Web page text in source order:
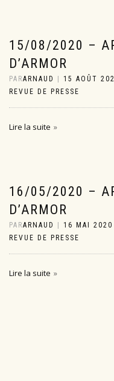
15/08/2020 –
D’ARMOR
PARARNAUD 15 AOÛT
REVUE DE PRESSE
Lire la suite
16/05/2020 –
D’ARMOR
PARARNAUD 16 MAI 2020
REVUE DE PRESSE
Lire la suite